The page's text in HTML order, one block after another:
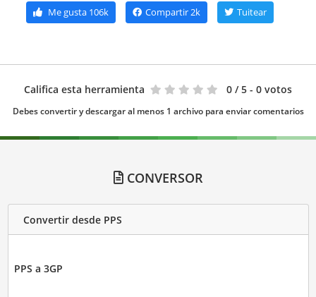
Me gusta106k Compartir2k Tuitear
Califica esta herramienta 0 / 5 - 0 votos
Debes convertir y descargar al menos 1 archivo para enviar comentarios
CONVERSOR
Convertir desde PPS
PPS a 3GP